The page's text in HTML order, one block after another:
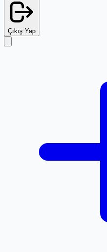
Çıkış Yap